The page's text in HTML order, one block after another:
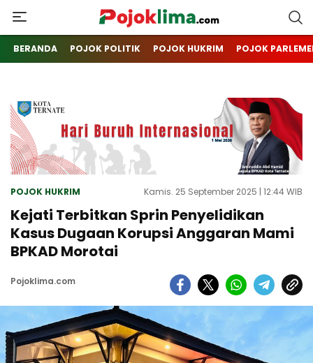
pojoklima.com
Mojokin
BERANDA POJOK POLITIK POJOK HUKRIM POJOK
POJOK HUKRIM Kamis. 25 September 2025 | 12:44 WIB
Kejati Terbitkan Sprin Penyelidikan
Kasus Dugaan Korupsi Anggaran Mami
BPKAD Morotai
Pojoklima.com